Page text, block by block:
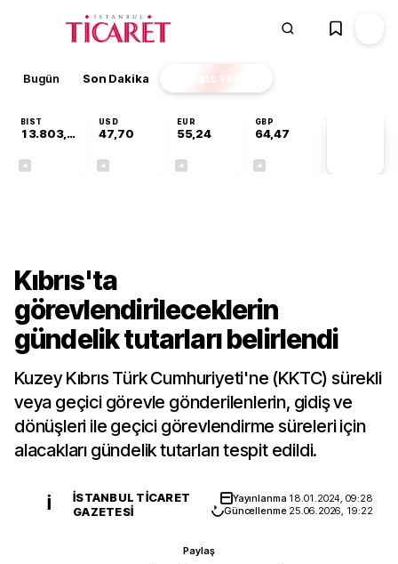
Bugün Son Dakika Finans EKSTRA
BIST
13.803,11
USD
47,70
EUR
55,24
GBP
64,47
Kıbrıs'ta
görevlendirileceklerin
gündelik tutarları belirlendi
Kuzey Kıbrıs Türk Cumhuriyeti'ne (KKTC) sürekli
veya geçici görevle gönderilenlerin, gidiş ve
dönüşleri ile geçici görevlendirme süreleri için
alacakları gündelik tutarları tespit edildi.
İ
İSTANBUL TICARET
GAZETESI
Yayınlanma 18.01.2024, 09:28
Güncellenme 25.06.2026, 19:22
Paylaş